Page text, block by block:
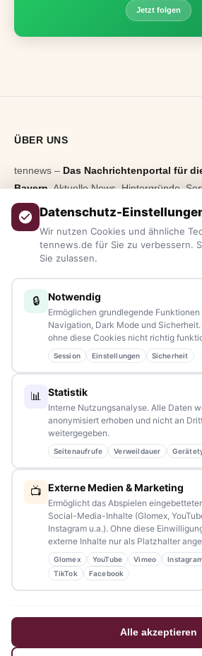
Jetzt folgen
ÜBER UNS
tennews – Das Nachrichtenportal für
Bayern.Aktuelle News, Hintergründe,
aus allen Regionen, Städten und
Blaulicht, von Kultur bis Sport, von
Veranstaltungen – immer aktuell, immer
kennen eine Geschichte, die erzählt
Schreiben Sie uns – gemeinsam mit
Lesern bleiben wir am Puls der Zeit.
Partnerschaften: info@tennews.de
NAVIGATION
Home
Stellenanzeigen
Datenschutzerklärung
Datenschutz-
Wir nutzen Cookies und ähnliche
tennews.de für Sie zu verbessern.
Sie zulassen.
🔒 Notwendig
Ermöglichen grundlegende Funktionen
Navigation, Dark Mode und
ohne diese Cookies nicht richtig
Session Einstellungen Sicherheit
📊 Statistik
Interne Nutzungsanalyse. Alle Daten
anonymisiert erhoben und nicht an
weitergegeben.
Seitenaufrufe Verweildauer
📺 Externe Medien & Marketing
Ermöglicht das Abspielen
Social-Media-Inhalte (Glomex,
Instagram u.a.). Ohne diese
externe Inhalte nur als Platzhalter
Glomex YouTube Vimeo
TikTok
Facebook
Alle akzeptieren